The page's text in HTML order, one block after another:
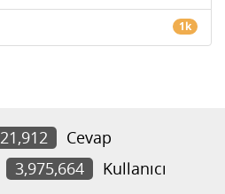
1k
21,912
Cevap
3,975,664 Kullanıcı